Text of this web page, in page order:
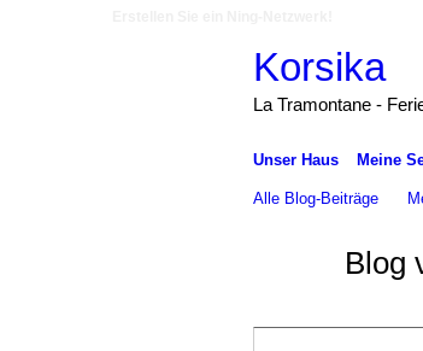
Korsika
La Tramontane -
Unser Haus Meine
Alle Blog-Beiträge
Blog